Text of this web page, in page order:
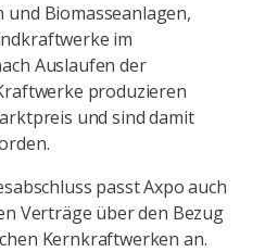
Biomasseanlagen,
im
Auslaufen der
produzieren
und sind damit
passt Axpo auch
Verträge über den Bezug
Kernkraftwerken an.